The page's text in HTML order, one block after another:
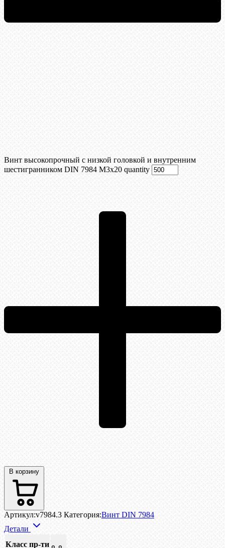
Винт высокопрочный с низкой головкой и внутренним
шестигранником DIN 7984 М3х20 quantity
В корзину
Артикул:v7984.3 Категория:Винт DIN 7984
Детали
Класс пр-ти